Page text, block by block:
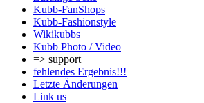
Kubb-FanShops
Kubb-Fashionstyle
Wikikubbs
Kubb Photo / Video
=> support
fehlendes Ergebnis!!!
Letzte Änderungen
Link us